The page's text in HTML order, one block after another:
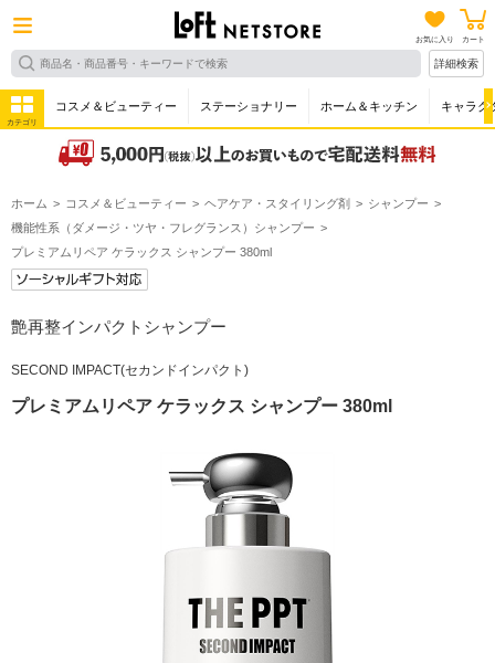
お気に入り カート
詳細検索
カテゴリ
コスメ＆ビューティー ステーショナリー ホーム＆キッチン キャラク
ホーム コスメ＆ビューティー ヘアケア・スタイリング剤
シャンプー
機能性系（ダメージ・ツヤ・フレグランス）シャンプー
プレミアムリペア ケラックス シャンプー 380ml
艶再整インパクトシャンプー
SECOND IMPACT(セカンドインパクト)
プレミアムリペア ケラックス シャンプー 380ml